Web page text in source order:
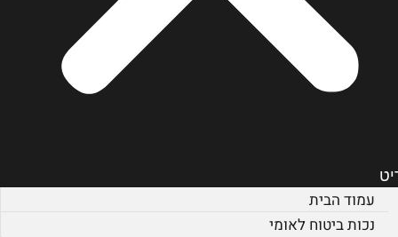
עמוד הבית
נכות ביטוח לאומי